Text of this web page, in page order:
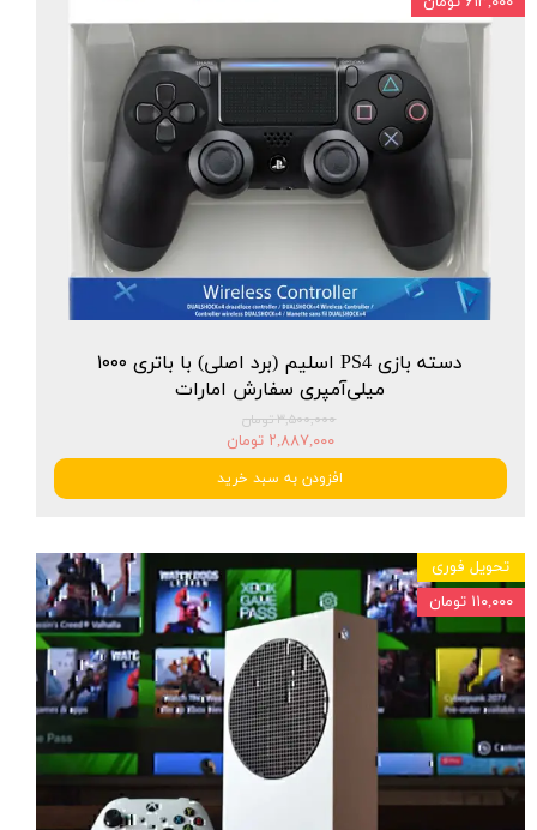
دسته بازی PS4 اسلیم (برد اصلی) با باتری ۱۰۰۰
میلی‌آمپری سفارش امارات
۳,۵۰۰,۰۰۰ تومان
۲,۸۸۷,۰۰۰ تومان
افزودن به سبد خرید
تحویل فوری
۱۱۰,۰۰۰ تومان